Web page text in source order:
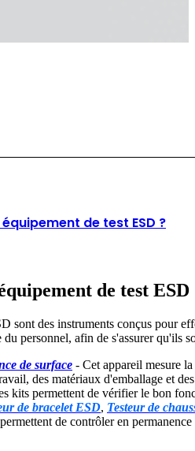
de test ESD ?
de test ESD
sont des instruments conçus pour
du personnel, afin de s'assurer qu'ils
de surface - Cet appareil mesure
des matériaux d'emballage et
kits permettent de vérifier le bon
de bracelet ESD, Testeur de
de contrôler en